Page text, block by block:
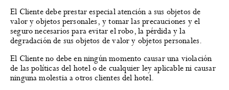
El Cliente debe prestar especial atención a sus objetos de
valor y objetos personales, y tomar las precauciones y el
seguro necesarios para evitar el robo, la pérdida y la
degradación de sus objetos de valor y objetos personales.
El Cliente no debe en ningún momento causar una violación
de las políticas del hotel o de cualquier ley aplicable ni causar
ninguna molestia a otros clientes del hotel.